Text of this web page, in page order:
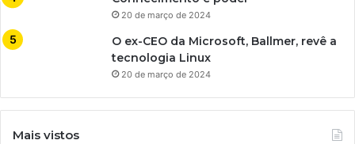
20 de março de 2024
O ex-CEO da Microsoft, Ballmer, revê a
tecnologia Linux
20 de março de 2024
Mais vistos